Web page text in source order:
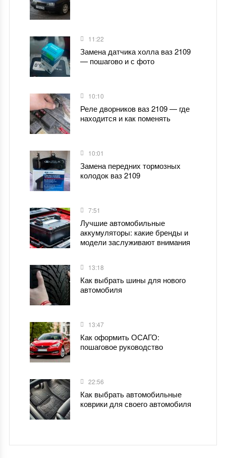
11:22
Замена датчика холла ваз 2109
— пошагово и с фото
10:10
Реле дворников ваз 2109 — где
находится и как поменять
10:01
Замена передних тормозных
колодок ваз 2109
7:51
Лучшие автомобильные
аккумуляторы: какие бренды и
модели заслуживают внимания
13:18
Как выбрать шины для нового
автомобиля
13:47
Как оформить ОСАГО:
пошаговое руководство
22:56
Как выбрать автомобильные
коврики для своего автомобиля